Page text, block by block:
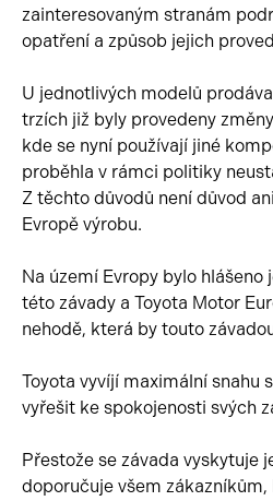
zainteresovaným stranám
opatření a způsob jejich
U jednotlivých modelů
trzích již byly provedeny
kde se nyní používají jiné
proběhla v rámci politiky
Z těchto důvodů není důvod
Evropě výrobu.
Na území Evropy bylo hlášeno
této závady a Toyota Motor
nehodě, která by touto
Toyota vyvíjí maximální snahu
vyřešit ke spokojenosti svých
Přestože se závada vyskytuje
doporučuje všem